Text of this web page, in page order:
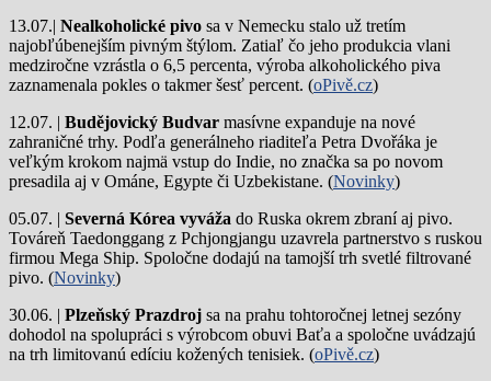
13.07.| Nealkoholické pivo sa v Nemecku stalo už tretím
najobľúbenejším pivným štýlom. Zatiaľ čo jeho produkcia vlani
medziročne vzrástla o 6,5 percenta, výroba alkoholického piva
zaznamenala pokles o takmer šesť percent. (oPivě.cz)
12.07. | Budějovický Budvar masívne expanduje na nové
zahraničné trhy. Podľa generálneho riaditeľa Petra Dvořáka je
veľkým krokom najmä vstup do Indie, no značka sa po novom
presadila aj v Ománe, Egypte či Uzbekistane. (Novinky)
05.07. | Severná Kórea vyváža do Ruska okrem zbraní aj pivo.
Továreň Taedonggang z Pchjongjangu uzavrela partnerstvo s ruskou
firmou Mega Ship. Spoločne dodajú na tamojší trh svetlé filtrované
pivo. (Novinky)
30.06. | Plzeňský Prazdroj sa na prahu tohtoročnej letnej sezóny
dohodol na spolupráci s výrobcom obuvi Baťa a spoločne uvádzajú
na trh limitovanú edíciu kožených tenisiek. (oPivě.cz)